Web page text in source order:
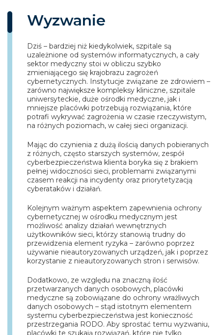
Wyzwanie
Dziś – bardziej niż kiedykolwiek, szpitale są
uzależnione od systemów informatycznych, a cały
sektor medyczny stoi w obliczu szybko
zmieniającego się krajobrazu zagrożeń
cybernetycznych. Instytucje związane ze zdrowiem –
zarówno największe kompleksy kliniczne, szpitale
uniwersyteckie, duże ośrodki medyczne, jak i
mniejsze placówki potrzebują rozwiązania, które
potrafi wykrywać zagrożenia w czasie rzeczywistym,
na różnych poziomach, w całej sieci organizacji.
Mając do czynienia z dużą ilością danych pobieranych
z różnych, często starszych systemów, zespół
cyberbezpieczeństwa klienta boryka się z brakiem
pełnej widoczności sieci, problemami związanymi
czasem reakcji na incydenty oraz priorytetyzacją
cyberataków i działań.
Kolejnym ważnym aspektem zapewnienia ochrony
cybernetycznej w ośrodku medycznym jest
możliwość analizy działań wewnętrznych
użytkowników sieci, którzy stanowią trudny do
przewidzenia element ryzyka – zarówno poprzez
używanie nieautoryzowanych urządzeń, jak i poprzez
korzystanie z nieautoryzowanych stron i serwisów.
Dodatkowo, ze względu na znaczną ilość
przetwarzanych danych osobowych, placówki
medyczne są zobowiązane do ochrony wrażliwych
danych osobowych – stąd istotnym elementem
systemu cyberbezpieczeństwa jest konieczność
przestrzegania RODO. Aby sprostać temu wyzwaniu,
placówki te szukają rozwiązań, które nie tylko